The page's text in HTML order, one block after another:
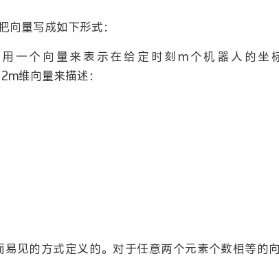
向量写成如下形式：
一个向量来表示在给定时刻m个机器人的坐
维向量来描述：
见的方式定义的。对于任意两个元素个数相等的